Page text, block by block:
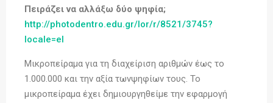
Πειράζει να αλλάξω δύο ψηφία;
http://photodentro.edu.gr/lor/r/8521/3745?
locale=el
Μικροπείραμα για τη διαχείριση αριθμών έως το
1.000.000 και την αξία τωνψηφίων τους. To
μικροπείραμα έχει δημιουργηθείμε την εφαρμογή